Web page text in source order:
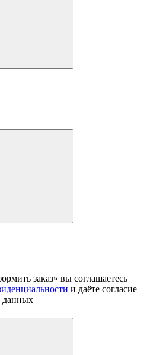
заказ» вы соглашаетесь
и даёте согласие
данных